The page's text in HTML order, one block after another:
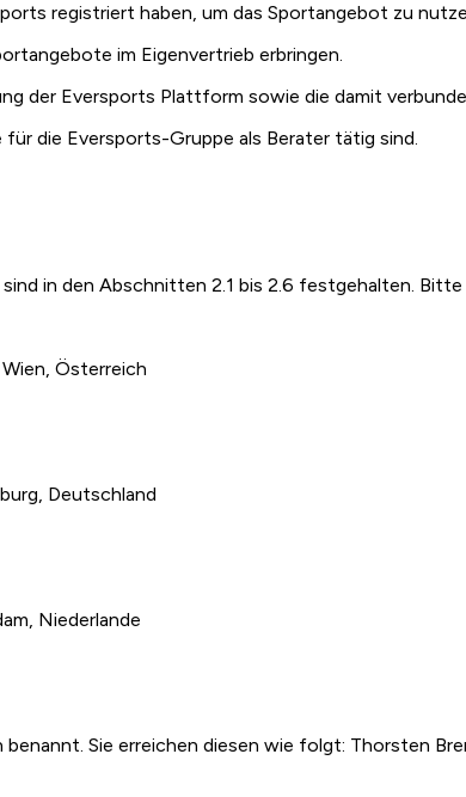
registriert haben, um das Sportangebot zu
im Eigenvertrieb erbringen.
der Eversports Plattform sowie die damit
für die Eversports-Gruppe als Berater tätig sind.
in den Abschnitten 2.1 bis 2.6 festgehalten.
Österreich
Deutschland
Niederlande
Sie erreichen diesen wie folgt: Thorsten